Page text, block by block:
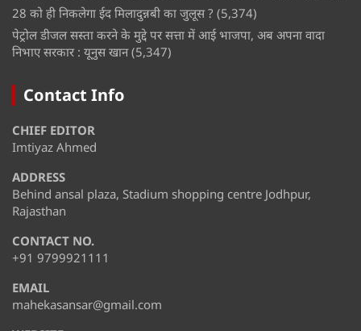
28 को ही निकलेगा ईद मिलादुन्नबी का जुलूस ? (5,374)
पेट्रोल डीजल सस्ता करने के मुद्दे पर सत्ता में आई भाजपा, अब अपना वादा
निभाए सरकार : यूनुस खान (5,347)
Contact Info
CHIEF EDITOR
Imtiyaz Ahmed
ADDRESS
Behind ansal plaza, Stadium shopping centre Jodhpur,
Rajasthan
CONTACT NO.
+91 9799921111
EMAIL
mahekasansar@gmail.com